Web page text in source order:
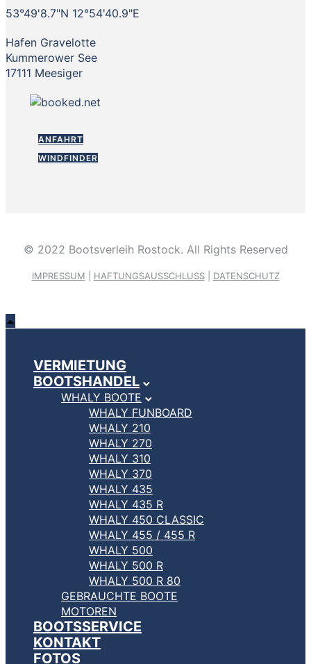
53°49'8.7"N 12°54'40.9"E
Hafen Gravelotte
Kummerower See
17111 Meesiger
ANFAHRT
WINDFINDER
© 2022 Bootsverleih Rostock. All Rights Reserved
IMPRESSUM HAFTUNGSAUSSCHLUSS| DATENSCHUTZ
VERMIETUNG
BOOTSHANDEL
WHALY BOOTE
WHALY FUNBOARD
WHALY 210
WHALY 270
WHALY 310
WHALY 370
WHALY 435
WHALY 435 R
WHALY 450 CLASSIC
WHALY 455 / 455 R
WHALY 500
WHALY 500 R
WHALY 500 R 80
GEBRAUCHTE BOOTE
MOTOREN
BOOTSSERVICE
KONTAKT
FOTOS